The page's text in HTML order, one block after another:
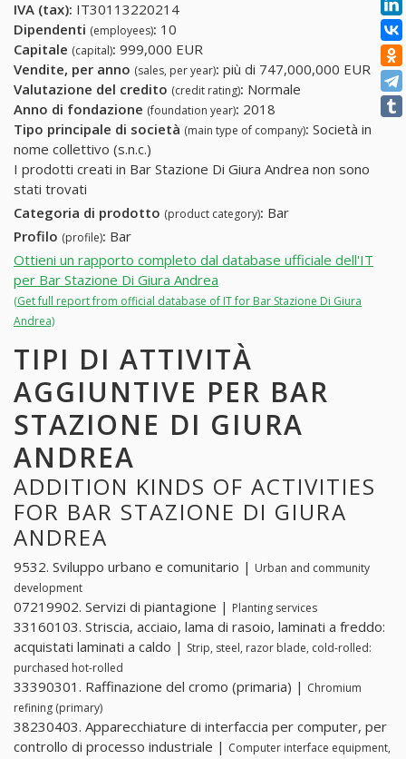
IVA (tax): IT30113220214
Dipendenti (employees): 10
Capitale (capital): 999,000 EUR
Vendite, per anno (sales, per year): più di 747,000,000 EUR
Valutazione del credito (credit rating): Normale
Anno di fondazione (foundation year): 2018
Tipo principale di società (main type of company): Società in
nome collettivo (s.n.c.)
I prodotti creati in Bar Stazione Di Giura Andrea non sono
stati trovati
Categoria di prodotto (product category): Bar
Profilo (profile): Bar
Ottieni un rapporto completo dal database ufficiale dell'IT
per Bar Stazione Di Giura Andrea
(Get full report from official database of IT for Bar Stazione Di Giura
Andrea)
TIPI DI ATTIVITÀ
AGGIUNTIVE PER BAR
STAZIONE DI GIURA
ANDREA
ADDITION KINDS OF ACTIVITIES
FOR BAR STAZIONE DI GIURA
ANDREA
9532. Sviluppo urbano e comunitario | Urban and community
development
07219902. Servizi di piantagione | Planting services
33160103. Striscia, acciaio, lama di rasoio, laminati a freddo:
acquistati laminati a caldo | Strip, steel, razor blade, cold-rolled:
purchased hot-rolled
33390301. Raffinazione del cromo (primaria) | Chromium
refining (primary)
38230403. Apparecchiature di interfaccia per computer, per
controllo di processo industriale | Computer interface equipment,